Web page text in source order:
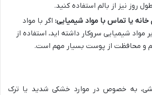
روز نیز از بالم استفاده کنید.
یا تماس با مواد شیمیایی: اگر با مواد
مواد شیمیایی سروکار داشته اید، استفاده از
و محافظت از پوست بسیار مهم است.
به خصوص در موارد خشکی شدید یا ترک